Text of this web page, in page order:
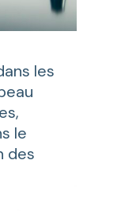
les
le
des